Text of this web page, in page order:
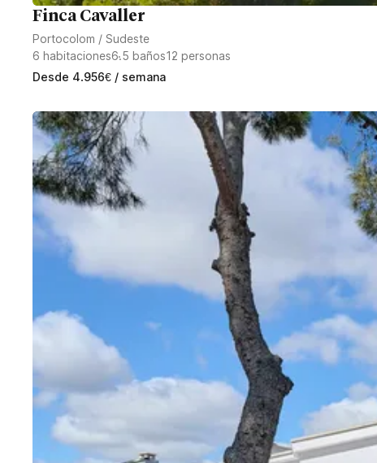
Finca Cavaller
Portocolom / Sudeste
6 habitaciones6.5 baños12 personas
Desde 4.956€ / semana